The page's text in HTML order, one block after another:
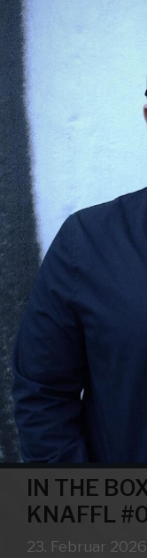
IN THE
KNAFFL
23. Februar 2026